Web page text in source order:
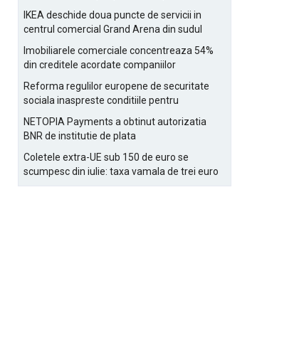
IKEA deschide doua puncte de servicii in
centrul comercial Grand Arena din sudul
Imobiliarele comerciale concentreaza 54%
din creditele acordate companiilor
Reforma regulilor europene de securitate
sociala inaspreste conditiile pentru
NETOPIA Payments a obtinut autorizatia
BNR de institutie de plata
Coletele extra-UE sub 150 de euro se
scumpesc din iulie: taxa vamala de trei euro
pe articol, adaugata la taxa logistica